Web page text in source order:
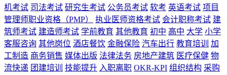
机考试 司法考试 研究生考试 公务员考试 软考 英语考试 项目
管理师职业资格（PMP）
执业医师资格考试 会计职称考试 建
筑师考试 建造师考试 学前教育 其他教育 初中 高中 大学 小学
客服咨询 其他岗位 酒店餐饮 金融保险 汽车出行 教育培训
加
工制造 商务销售 媒体出版 法律法务 房地产建筑 医疗保健 物
流快递 团建培训 技能提升 入职离职 OKR-KPI 组织结构 采购